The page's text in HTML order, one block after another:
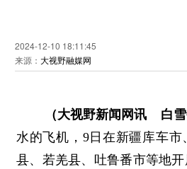
2024-12-10 18:11:45
来源： 大视野融媒网
（大视野新闻网讯 白雪
水的飞机，9日在新疆库车市
县、若羌县、吐鲁番市等地